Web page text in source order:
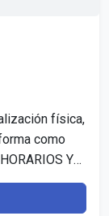
física,
como
Y